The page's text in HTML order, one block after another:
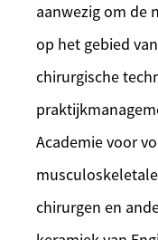
aanwezig om de
op het gebied
chirurgische
Academie voor
chirurgen en